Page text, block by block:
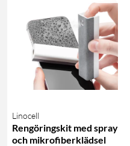
Linocell
Rengöringskit med spray
och mikrofiberklädsel